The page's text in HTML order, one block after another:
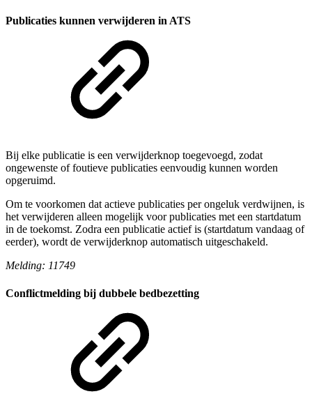
Publicaties kunnen verwijderen in ATS
Bij elke publicatie is een verwijderknop toegevoegd, zodat
ongewenste of foutieve publicaties eenvoudig kunnen worden
opgeruimd.
Om te voorkomen dat actieve publicaties per ongeluk verdwijnen, is
het verwijderen alleen mogelijk voor publicaties met een startdatum
in de toekomst. Zodra een publicatie actief is (startdatum vandaag of
eerder), wordt de verwijderknop automatisch uitgeschakeld.
Melding: 11749
Conflictmelding bij dubbele bedbezetting